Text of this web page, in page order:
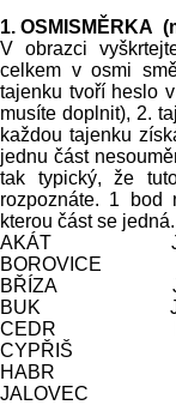
1. OSMISMĚRKA
V obrazci
celkem v osmi
tajenku tvoří heslo
musíte doplnit), 2.
každou tajenku
jednu část
tak typický, že
rozpoznáte. 1 bod
kterou část se jedná.
AKÁT
BŘÍZA
BUK
CEDR
CYPŘIŠ